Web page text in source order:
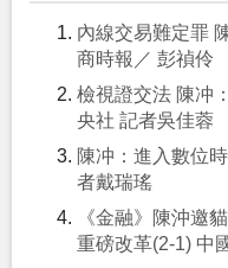
內線交易難定罪
商時報／ 彭禎伶
檢視證交法 陳冲
央社 記者吳佳蓉
陳冲：進入數位
者戴瑞瑤
《金融》陳沖邀
重磅改革(2-1) 中